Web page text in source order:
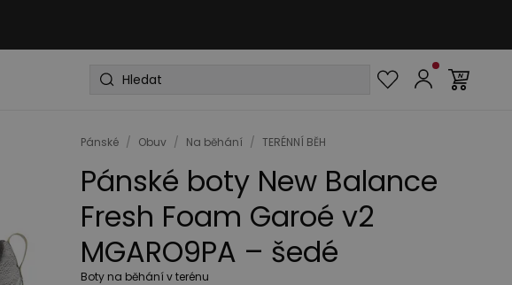
Pánské / Obuv / Na běhání / TERÉNNÍ BĚH
Pánské boty New Balance
Fresh Foam Garoé v2
MGARO9PA – šedé
Boty na běhání v terénu